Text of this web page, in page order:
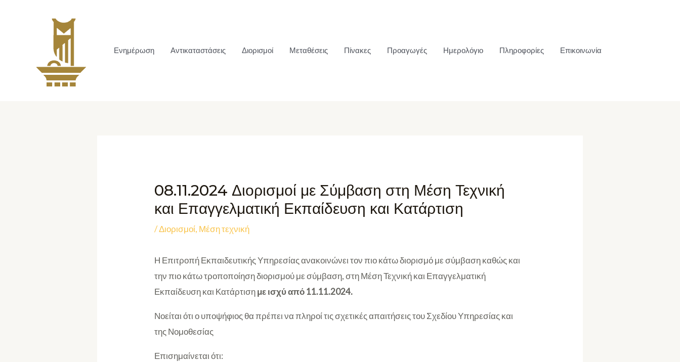
Ενημέρωση Αντικαταστάσεις Διορισμοί Μεταθέσεις Πίνακες Προαγωγές Ημερολόγιο Πληροφορίες Επικοινωνία
08.11.2024 Διορισμοί με Σύμβαση στη Μέση Τεχνική
και Επαγγελματική Εκπαίδευση και Κατάρτιση
/Διορισμοί, Μέση τεχνική
Η Επιτροπή Εκπαιδευτικής Υπηρεσίας ανακοινώνει τον πιο κάτω διορισμό με σύμβαση καθώς και
την πιο κάτω τροποποίηση διορισμού με σύμβαση, στη Μέση Τεχνική και Επαγγελματική
Εκπαίδευση και Κατάρτισημε ισχύ από 11.11.2024.
Νοείται ότι ο υποψήφιος θα πρέπει να πληροί τις σχετικές απαιτήσεις του Σχεδίου Υπηρεσίας και
της Νομοθεσίας
Επισημαίνεται ότι: